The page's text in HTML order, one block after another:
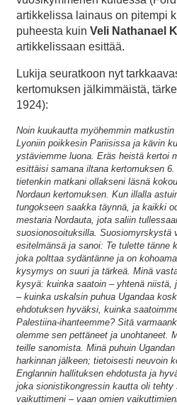
artikkelissa lainaus on pitempi
puheesta kuin Veli Nathanael
artikkelissaan esittää.
Lukija seuratkoon nyt
kertomuksen jälkimmäistä,
1924):
Noin kuukautta myöhemmin
Lyoniin poikkesin Pariisissa ja kävin
ystäviemme luona. Eräs heistä kertoi
esittäisi samana iltana kertomuksen
tietenkin matkani ollakseni läsnä
Nordaun kertomuksen. Kun illalla
tungokseen saakka täynnä, ja kaikki
mestaria Nordauta, jota saliin
suosionosoituksilla. Suosiomyrskystä
esitelmänsä ja sanoi: Te tulette tänne
joka polttaa sydäntänne ja on
kysymys on suuri ja tärkeä. Minä
kysyä: kuinka saatoin – yhtenä niistä,
– kuinka uskalsin puhua Ugandaa
ehdotuksen hyväksi, kuinka
Palestiina-ihanteemme? Sitä
olemme sen pettäneet ja unohtaneet.
teille sanomista. Minä puhuin
harkinnan jälkeen; tietoisesti neuvoin
Englannin hallituksen ehdotusta ja
joka sionistikongressin kautta oli tehty
vaikuttimeni – vaan omien